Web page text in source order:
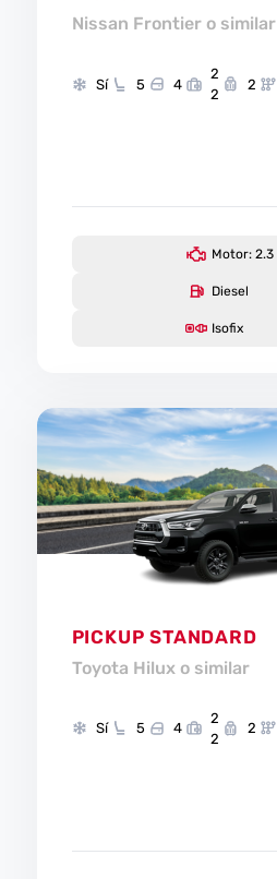
Nissan Frontier o similar
Sí 5 4
2
2
2
Motor: 2.3
Diesel
Isofix
PICKUP STANDARD
Toyota Hilux o similar
Sí 5 4
2
2
2